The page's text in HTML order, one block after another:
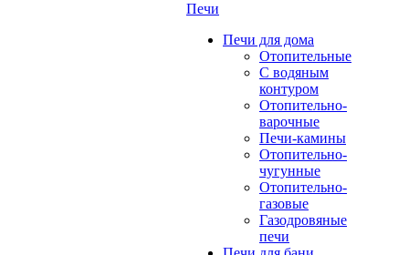
Печи
Печи для дома
Отопительные
C водяным
контуром
Отопительно-
варочные
Печи-камины
Отопительно-
чугунные
Отопительно-
газовые
Газодровяные
печи